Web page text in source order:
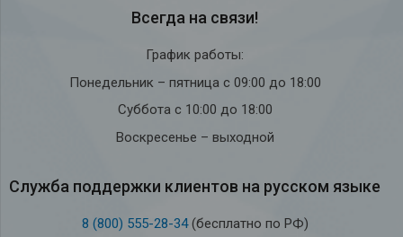
Всегда на связи!
График работы:
Понедельник – пятница с 09:00 до 18:00
Суббота с 10:00 до 18:00
Воскресенье – выходной
Служба под­держки кли­ен­тов на рус­ском языке
8 (800) 555-28-34(бесплатно по РФ)